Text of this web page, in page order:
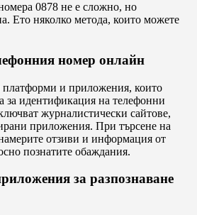
0878 не е сложно, но
Ето няколко метода, които можете
номер онлайн
и приложения, които
за идентификация на телефонни
журналистически сайтове,
приложения. При търсене на
отзиви и информация от
познатите обаждания.
за разпознаване